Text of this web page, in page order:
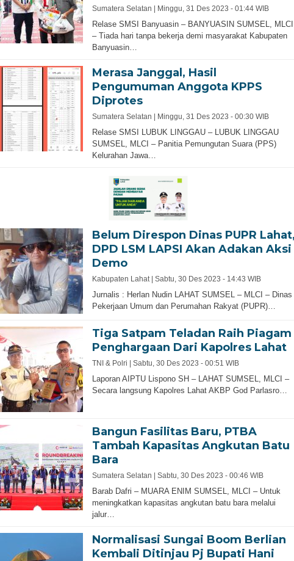
Sumatera Selatan | Minggu, 31 Des 2023 - 01:44 WIB
Relase SMSI Banyuasin – BANYUASIN SUMSEL, MLCI
– Tiada hari tanpa bekerja demi masyarakat Kabupaten
Banyuasin…
Merasa Janggal, Hasil
Pengumuman Anggota KPPS
Diprotes
Sumatera Selatan | Minggu, 31 Des 2023 - 00:30 WIB
Relase SMSI LUBUK LINGGAU – LUBUK LINGGAU
SUMSEL, MLCI – Panitia Pemungutan Suara (PPS)
Kelurahan Jawa…
Belum Direspon Dinas PUPR
DPD LSM LAPSI Akan Adakan Aksi
Demo
Kabupaten Lahat | Sabtu, 30 Des 2023 - 14:43 WIB
Jurnalis : Herlan Nudin LAHAT SUMSEL – MLCI – Dinas
Pekerjaan Umum dan Perumahan Rakyat (PUPR)…
Tiga Satpam Teladan Raih Piagam
Penghargaan Dari Kapolres Lahat
TNI & Polri | Sabtu, 30 Des 2023 - 00:51 WIB
Laporan AIPTU Lispono SH – LAHAT SUMSEL, MLCI –
Secara langsung Kapolres Lahat AKBP God Parlasro…
Bangun Fasilitas Baru, PTBA
Tambah Kapasitas Angkutan Batu
Bara
Sumatera Selatan | Sabtu, 30 Des 2023 - 00:46 WIB
Barab Dafri – MUARA ENIM SUMSEL, MLCI – Untuk
meningkatkan kapasitas angkutan batu bara melalui
jalur…
Normalisasi Sungai Boom Berlian
Kembali Ditinjau Pj Bupati Hani